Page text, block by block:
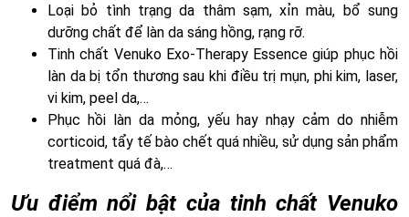
Loại bỏ tình trạng da thâm sạm, xỉn màu, bổ sung
dưỡng chất để làn da sáng hồng, rạng rỡ.
Tinh chất Venuko Exo-Therapy Essence giúp phục hồi
làn da bị tổn thương sau khi điều trị mụn, phi kim, laser,
vi kim, peel da,…
Phục hồi làn da mỏng, yếu hay nhạy cảm do nhiễm
corticoid, tẩy tế bào chết quá nhiều, sử dụng sản phẩm
treatment quá đà,…
Ưu điểm nổi bật của tinh chất Venuko